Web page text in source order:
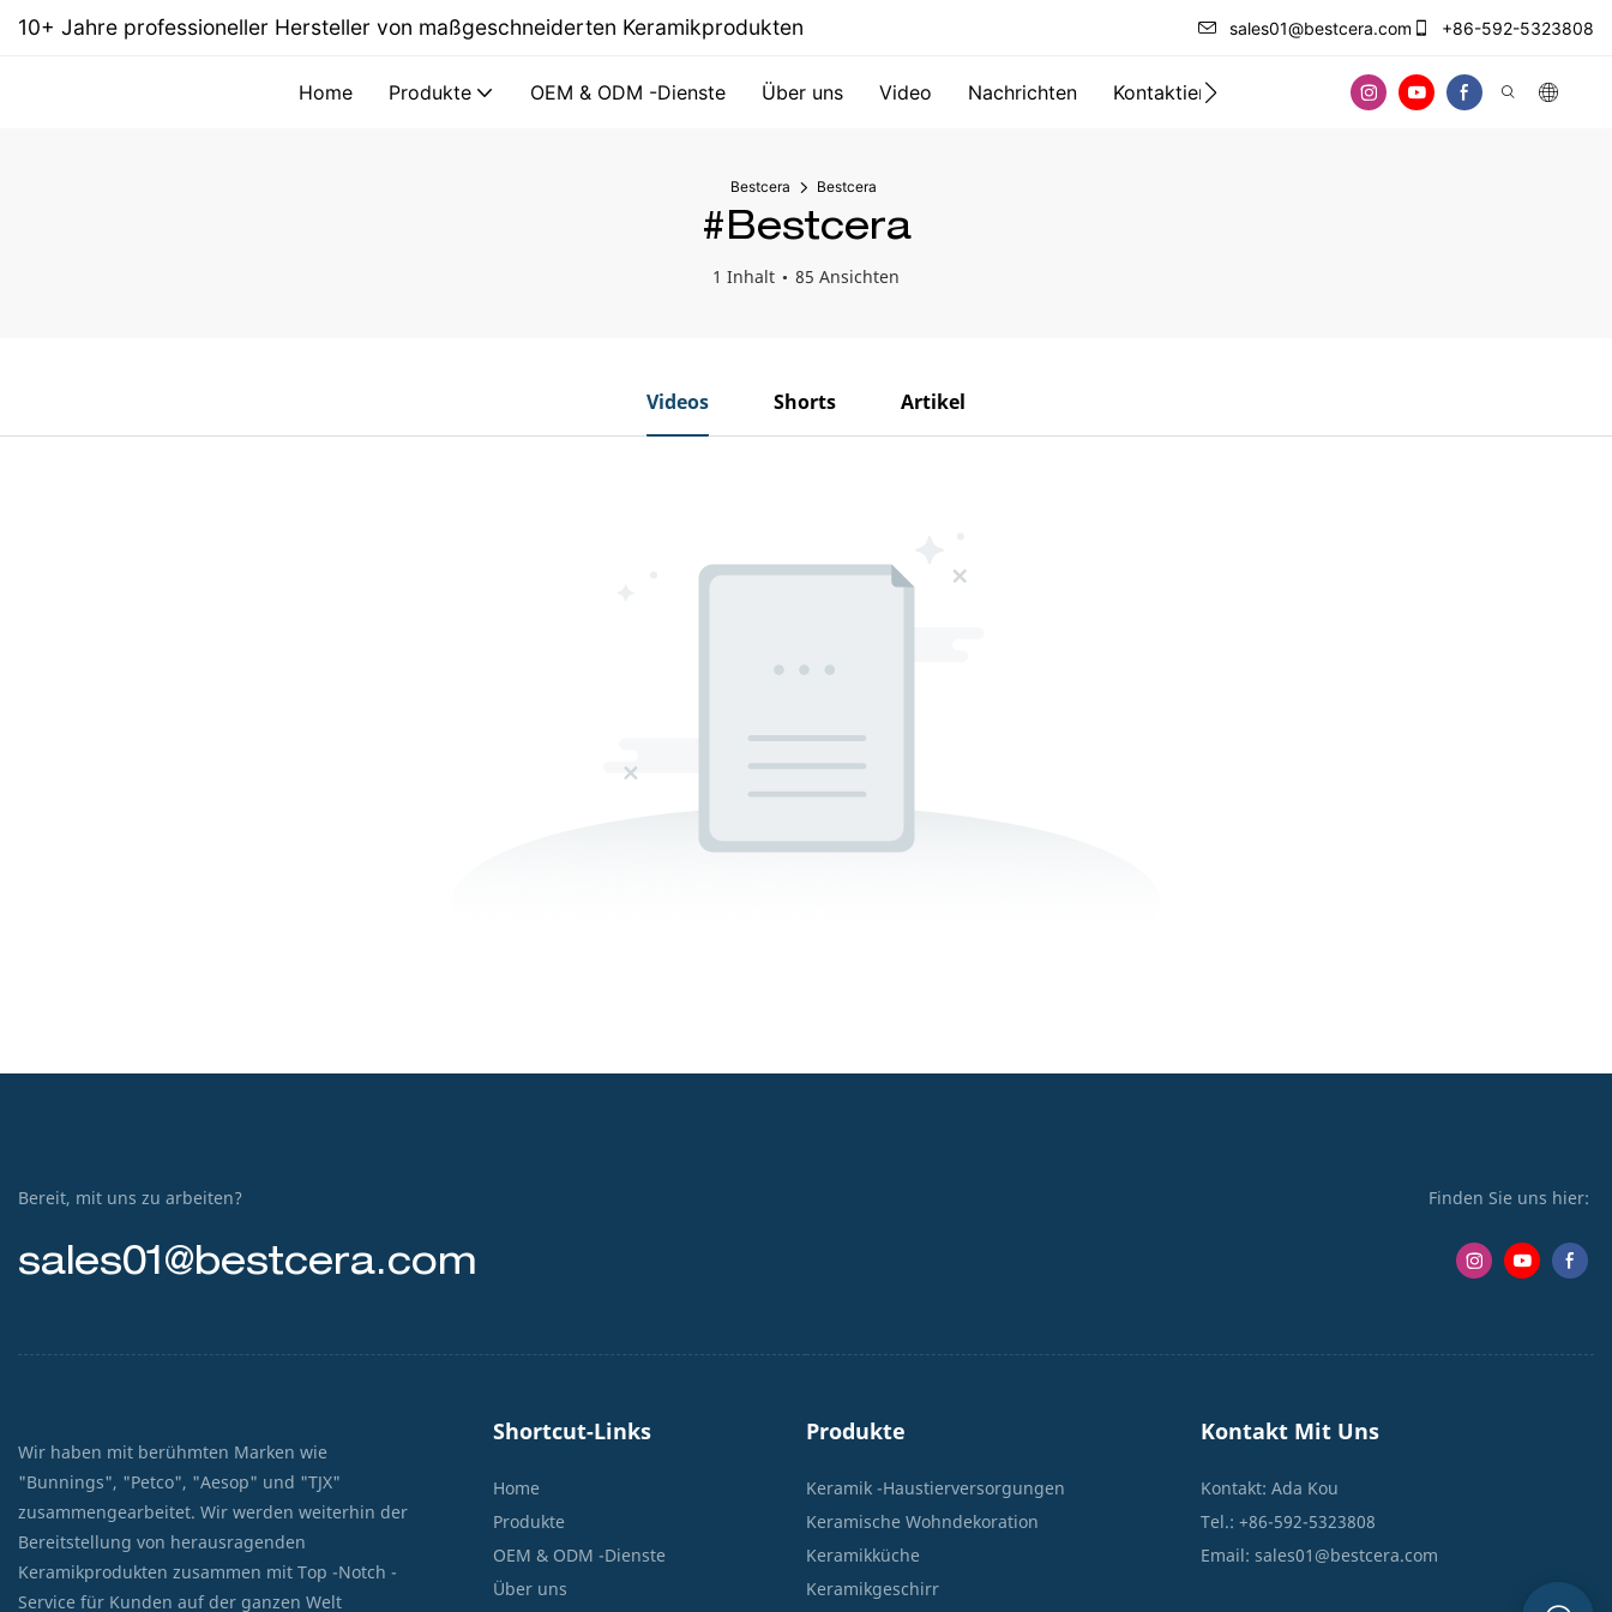
10+ Jahre professioneller Hersteller von maßgeschneiderten Keramikprodukten sales01@bestcera.com +86-592-5323808
Home Produkte OEM & ODM -Dienste Über uns Video Nachrichten Kontaktieren Sie uns
Bestcera Bestcera
#Bestcera
1 Inhalt 85 Ansichten
Videos Shorts Artikel
Bereit, mit uns zu arbeiten?
sales01@bestcera.com
Finden Sie uns hier:
Wir haben mit berühmten Marken wie
"Bunnings", "Petco", "Aesop" und "TJX"
zusammengearbeitet. Wir werden weiterhin der
Bereitstellung von herausragenden
Keramikprodukten zusammen mit Top -Notch -
Service für Kunden auf der ganzen Welt
Shortcut-Links
Home
Produkte
OEM & ODM -Dienste
Über uns
Produkte
Keramik -Haustierversorgungen
Keramische Wohndekoration
Keramikküche
Keramikgeschirr
Kontakt Mit Uns
Kontakt: Ada Kou
Tel.: +86-592-5323808
Email: sales01@bestcera.com